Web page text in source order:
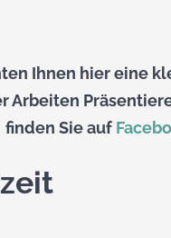
Ihnen hier eine
Arbeiten
finden Sie auf